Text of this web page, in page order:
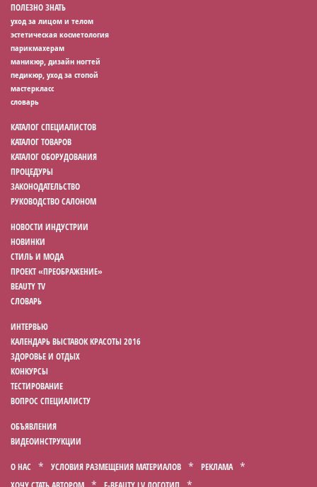
ПОЛЕЗНО ЗНАТЬ
уход за лицом и телом
эстетическая косметология
парикмахерам
маникюр, дизайн ногтей
педикюр, уход за стопой
мастеркласс
словарь
КАТАЛОГ СПЕЦИАЛИСТОВ
КАТАЛОГ ТОВАРОВ
КАТАЛОГ ОБОРУДОВАНИЯ
ПРОЦЕДУРЫ
ЗАКОНОДАТЕЛЬСТВО
РУКОВОДСТВО САЛОНОМ
НОВОСТИ ИНДУСТРИИ
НОВИНКИ
СТИЛЬ И МОДА
ПРОЕКТ «ПРЕОБРАЖЕНИЕ»
BEAUTY TV
СЛОВАРЬ
ИНТЕРВЬЮ
КАЛЕНДАРЬ ВЫСТАВОК КРАСОТЫ 2016
ЗДОРОВЬЕ И ОТДЫХ
КОНКУРСЫ
ТЕСТИРОВАНИЕ
ВОПРОС СПЕЦИАЛИСТУ
ОБЪЯВЛЕНИЯ
ВИДЕОИНСТРУКЦИИ
О НАС УСЛОВИЯ РАЗМЕЩЕНИЯ МАТЕРИАЛОВ
РЕКЛАМА